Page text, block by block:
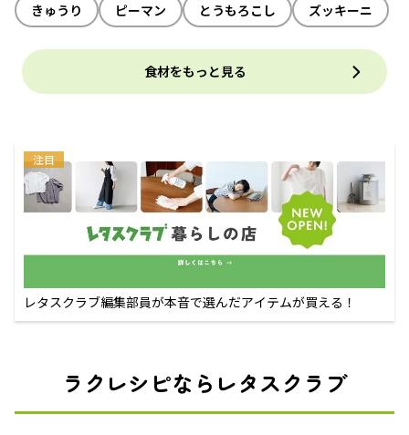
きゅうり
ピーマン とうもろこし ズッキーニ
食材をもっと見る
注目
レタスクラブ編集部員が本音で選んだアイテムが買える！
ラクレシピならレタスクラブ